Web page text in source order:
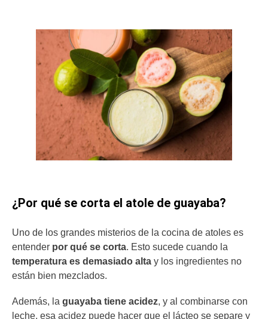
¿Por qué se corta el atole de guayaba?
Uno de los grandes misterios de la cocina de atoles es
entender por qué se corta. Esto sucede cuando la
temperatura es demasiado alta y los ingredientes no
están bien mezclados.
Además, la guayaba tiene acidez, y al combinarse con
leche, esa acidez puede hacer que el lácteo se separe y